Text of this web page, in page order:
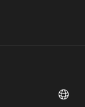
Web